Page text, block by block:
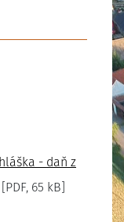
- daň z
[PDF, 65 kB]